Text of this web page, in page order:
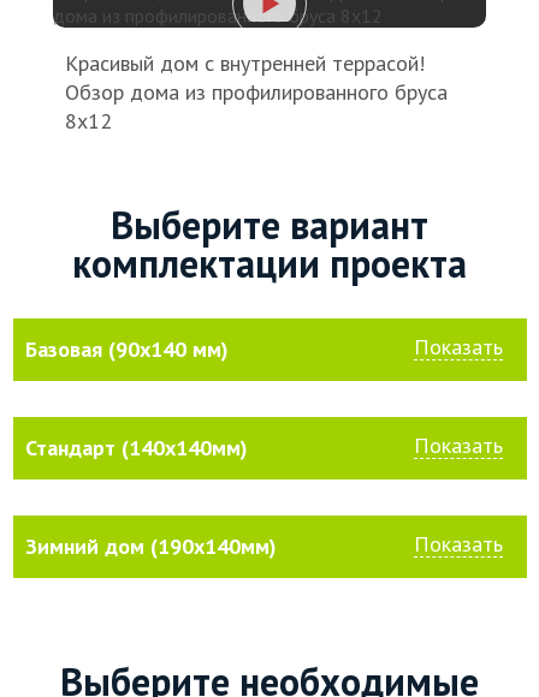
Красивый дом с внутренней террасой!
Обзор дома из профилированного бруса
8х12
Выберите вариант
комплектации проекта
Базовая (90х140 мм) Показать
Стандарт (140х140мм) Показать
Зимний дом (190х140мм) Показать
Выберите необходимые